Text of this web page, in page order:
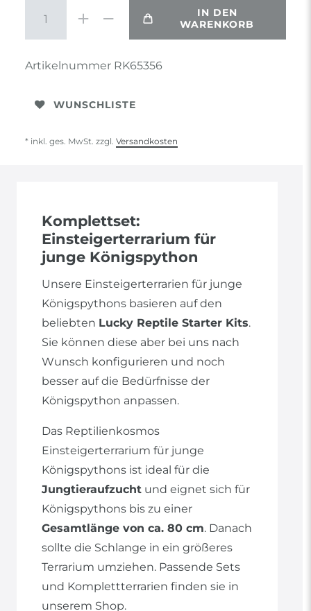
IN DEN
WARENKORB
Artikelnummer RK65356
WUNSCHLISTE
* inkl. ges. MwSt. zzgl. Versandkosten
Komplettset:
Einsteigerterrarium für
junge Königspython
Unsere Einsteigerterrarien für junge
Königspythons basieren auf den
beliebten Lucky Reptile Starter Kits.
Sie können diese aber bei uns nach
Wunsch konfigurieren und noch
besser auf die Bedürfnisse der
Königspython anpassen.
Das Reptilienkosmos
Einsteigerterrarium für junge
Königspythons ist ideal für die
Jungtieraufzucht und eignet sich für
Königspythons bis zu einer
Gesamtlänge von ca. 80 cm. Danach
sollte die Schlange in ein größeres
Terrarium umziehen. Passende Sets
und Komplettterrarien finden sie in
unserem Shop.